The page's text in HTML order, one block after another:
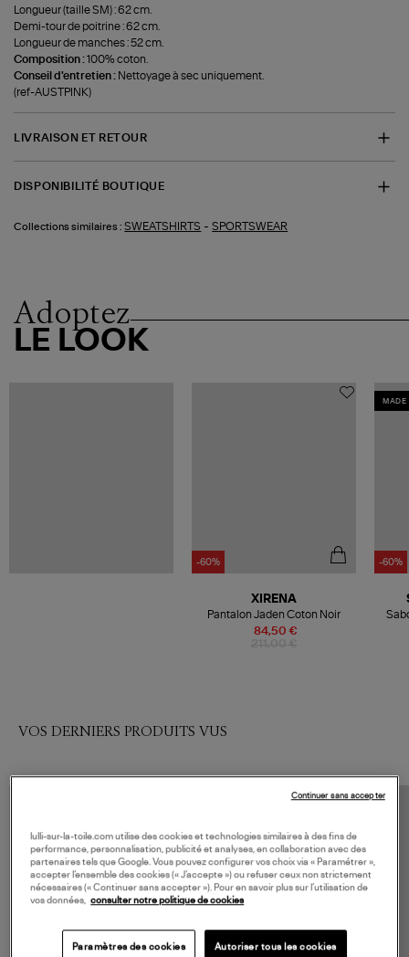
Longueur (taille SM) : 62 cm.
Demi-tour de poitrine : 62 cm.
Longueur de manches : 52 cm.
Composition :100% coton.
Conseil d'entretien : Nettoyage à sec uniquement.
(ref-AUSTPINK)
LIVRAISON ET RETOUR
DISPONIBILITÉ BOUTIQUE
Collections similaires : SWEATSHIRTS -SPORTSWEAR
Adoptez
LE LOOK
-60%
84,50 €
XIRENA
Pantalon Jaden Coton Noir
MADE
-60%
VOS DERNIERS PRODUITS VUS
lulli-sur-la-toile.com utilise des cookies et technologies similaires à des fins de
performance, personnalisation, publicité et analyses, en collaboration avec des
partenaires tels que Google. Vous pouvez configurer vos choix via « Paramétrer »,
accepter l’ensemble des cookies (« J’accepte ») ou refuser ceux non strictement
nécessaires (« Continuer sans accepter »). Pour en savoir plus sur l’utilisation de
vos données,
consulter notre politique de cookies
Paramètres des cookies Autoriser tous les cookies
Continuer sans accepter